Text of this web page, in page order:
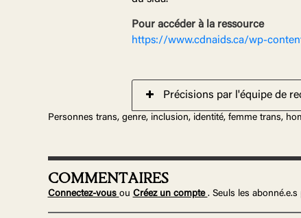
Pour accéder à la ressource
https://www.cdnaids.ca/wp-
Précisions par l'équipe de
Personnes trans, genre, inclusion, identité, femme trans,
COMMENTAIRES
Connectez-vous ou Créez un compte . Seuls les